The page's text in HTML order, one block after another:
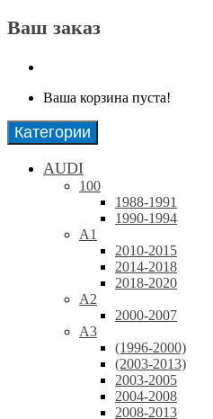
Ваш заказ
Ваша корзина пуста!
Категории
AUDI
100
1988-1991
1990-1994
A1
2010-2015
2014-2018
2018-2020
A2
2000-2007
A3
(1996-2000)
(2003-2013)
2003-2005
2004-2008
2008-2013